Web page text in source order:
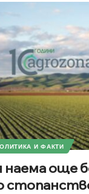
И ФАКТИ
наема още